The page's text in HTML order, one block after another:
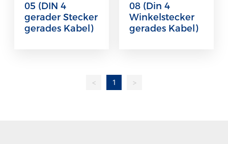
05 (DIN 4
gerader Stecker
gerades Kabel)
08 (Din 4
Winkelstecker
gerades Kabel)
< 1 >